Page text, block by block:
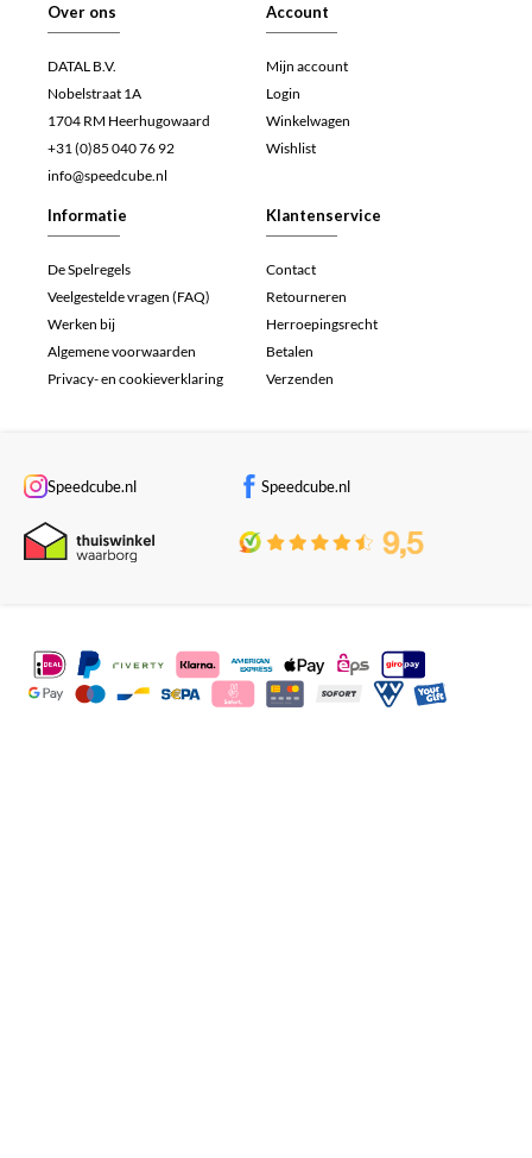
Over ons
DATAL B.V.
Nobelstraat 1A
1704 RM Heerhugowaard
+31 (0)85 040 76 92
info@speedcube.nl
Account
Mijn account
Login
Winkelwagen
Wishlist
Informatie
De Spelregels
Veelgestelde vragen (FAQ)
Werken bij
Algemene voorwaarden
Privacy- en cookieverklaring
Klantenservice
Contact
Retourneren
Herroepingsrecht
Betalen
Verzenden
Speedcube.nl Speedcube.nl